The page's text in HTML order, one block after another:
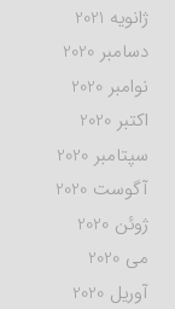
ژانویه 2021
دسامبر 2020
نوامبر 2020
اکتبر 2020
سپتامبر 2020
آگوست 2020
ژوئن 2020
می 2020
آوریل 2020